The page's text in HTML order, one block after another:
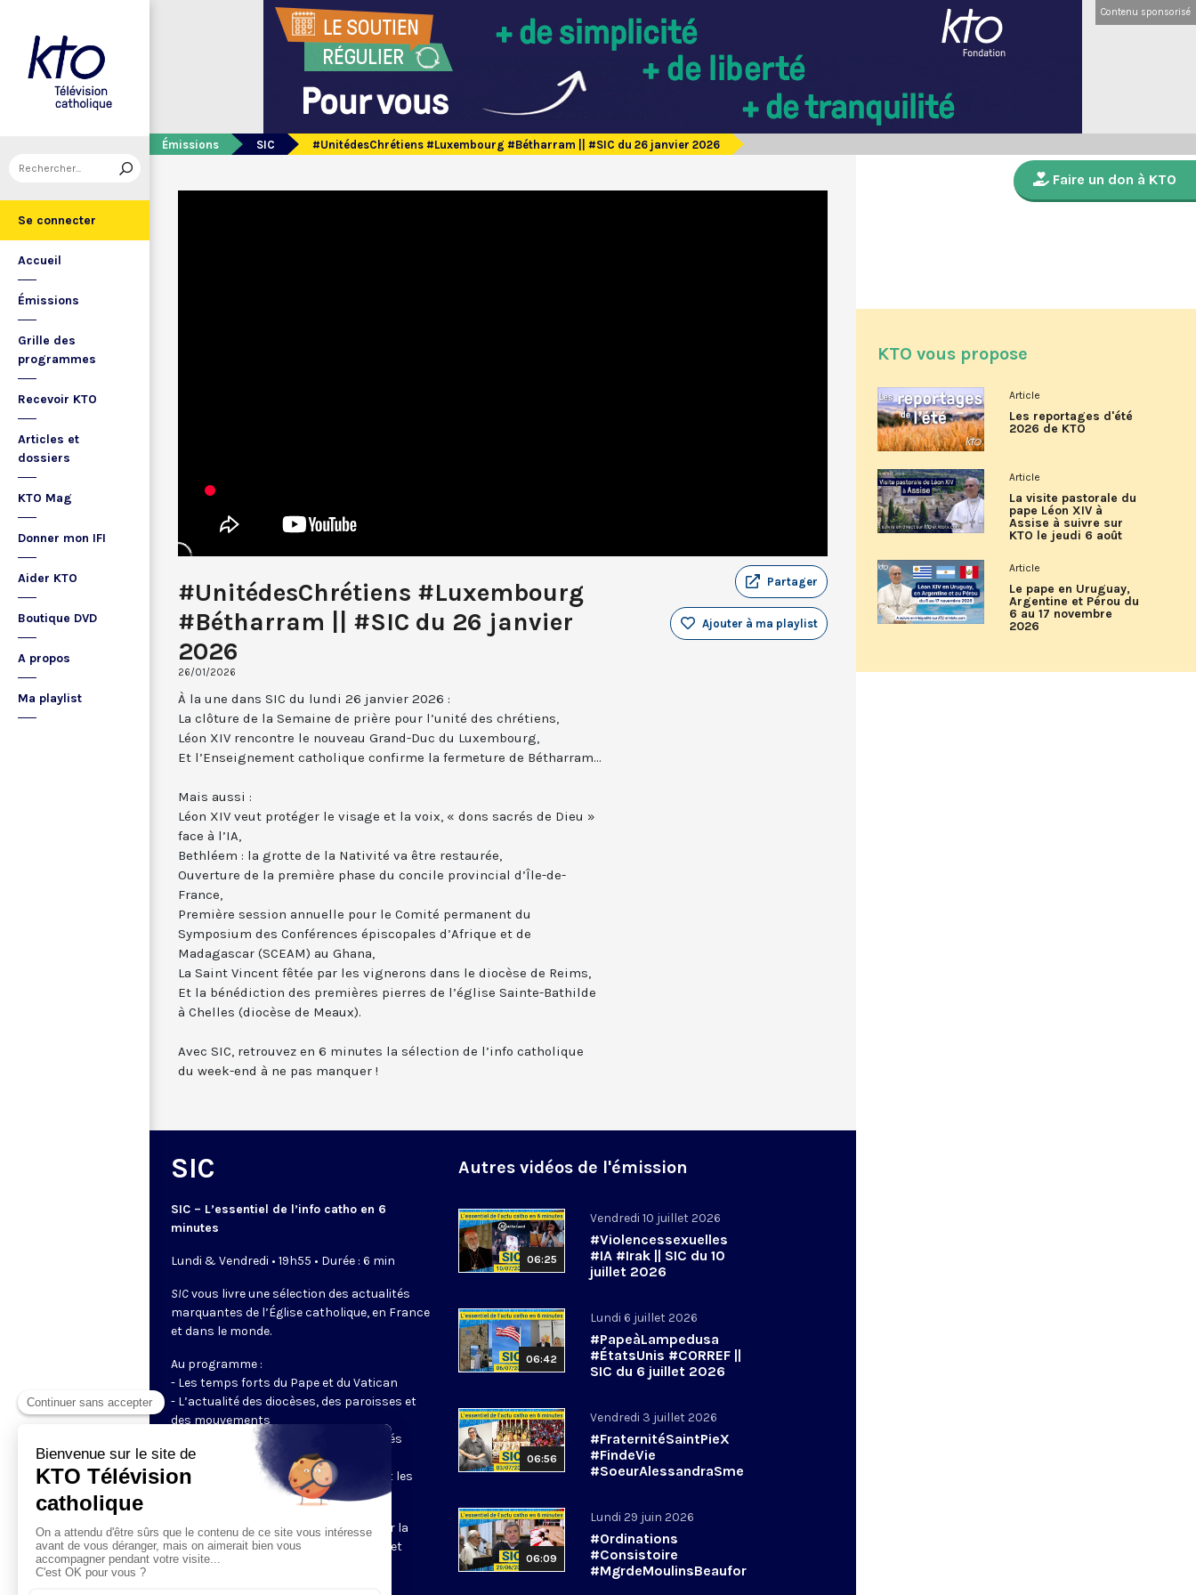
Se connecter
Accueil
Émissions
Grille des
programmes
Recevoir KTO
Articles et
dossiers
KTO Mag
Donner mon IFI
Aider KTO
Boutique DVD
A propos
Ma playlist
Contenu sponsorisé
Émissions SIC #UnitédesChrétiens #Luxembourg #Bétharram || #SIC du 26 janvier 2026
#UnitédesChrétiens #Luxembourg
#Bétharram || #SIC du 26 janvier
2026
26/01/2026
Partager
Ajouter à ma playlist
À la une dans SIC du lundi 26 janvier 2026 :
La clôture de la Semaine de prière pour l’unité des chrétiens,
Léon XIV rencontre le nouveau Grand-Duc du Luxembourg,
Et l’Enseignement catholique confirme la fermeture de Bétharram...
Mais aussi :
Léon XIV veut protéger le visage et la voix, « dons sacrés de Dieu »
face à l’IA,
Bethléem : la grotte de la Nativité va être restaurée,
Ouverture de la première phase du concile provincial d’Île-de-
France,
Première session annuelle pour le Comité permanent du
Symposium des Conférences épiscopales d’Afrique et de
Madagascar (SCEAM) au Ghana,
La Saint Vincent fêtée par les vignerons dans le diocèse de Reims,
Et la bénédiction des premières pierres de l’église Sainte-Bathilde
à Chelles (diocèse de Meaux).
Avec SIC, retrouvez en 6 minutes la sélection de l’info catholique
du week-end à ne pas manquer !
SIC
SIC – L’essentiel de l’info catho en 6
minutes
Lundi & Vendredi • 19h55 • Durée : 6 min
SICvous livre une sélection des actualités
marquantes de l’Église catholique, en France
et dans le monde.
Au programme :
- Les temps forts du Pape et du Vatican
- L’actualité des diocèses, des paroisses et
des mouvements
- Les initiatives des catholiques engagés
dans le monde
- Les grands événements ecclésiaux et les
enjeux du moment pour la société
Un journal tout en images, préparé par la
rédaction de KTO, pour rester informé et
connecté à la vie de l’Église.
Autres vidéos de l'émission
06:25
Vendredi 10 juillet 2026
#Violencessexuelles
#IA #Irak || SIC du 10
juillet 2026
06:42
Lundi 6 juillet 2026
#PapeàLampedusa
#ÉtatsUnis #CORREF ||
SIC du 6 juillet 2026
06:56
Vendredi 3 juillet 2026
#FraternitéSaintPieX
#FindeVie
#SoeurAlessandraSme
06:09
Lundi 29 juin 2026
#Ordinations
#Consistoire
#MgrdeMoulinsBeaufor
Faire un don à KTO
KTO vous propose
Article
Les reportages d'été
2026 de KTO
Article
La visite pastorale du
pape Léon XIV à
Assise à suivre sur
KTO le jeudi 6 août
Article
Le pape en Uruguay,
Argentine et Pérou du
6 au 17 novembre
2026